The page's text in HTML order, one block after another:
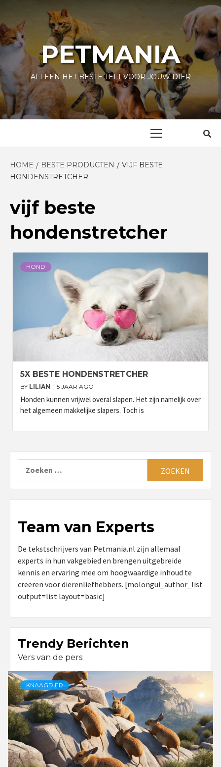
content
PETMANIA
ALLEEN HET BESTE TELT VOOR JOUW DIER
HOME BESTE PRODUCTEN
VIJF BESTE
HONDENSTRETCHER
vijf beste
hondenstretcher
HOND
5X BESTE HONDENSTRETCHER
BY LILIAN 5 JAAR AGO
Honden kunnen vrijwel overal slapen. Het zijn namelijk over
het algemeen makkelijke slapers. Toch is
Team van Experts
De tekstschrijvers van Petmania.nl zijn allemaal
experts in hun vakgebied en brengen uitgebreide
kennis en ervaring mee om hoogwaardige inhoud te
creëren voor dierenliefhebbers. [molongui_author_list
output=list layout=basic]
Trendy Berichten
Vers van de pers
KNAAGDIER